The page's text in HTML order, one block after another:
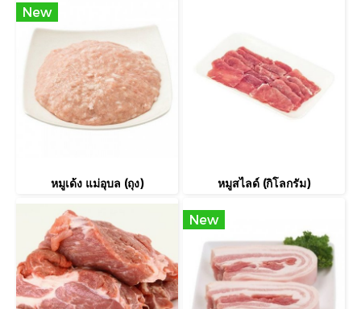
New
หมูเด้ง แม่อุบล (ถุง) หมูสไลด์ (กิโลกรัม)
New